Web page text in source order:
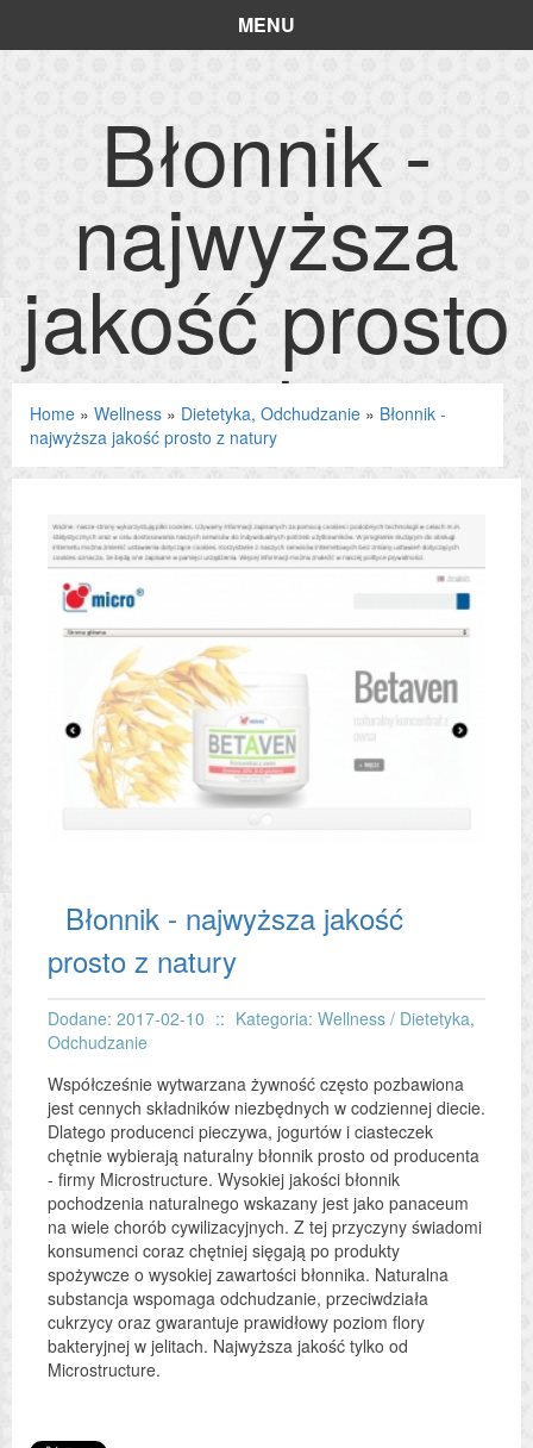
MENU
Błonnik -
najwyższa
jakość prosto
z natury
Home » Wellness » Dietetyka, Odchudzanie » Błonnik -
najwyższa jakość prosto z natury
Błonnik - najwyższa jakość
prosto z natury
Dodane: 2017-02-10 :: Kategoria: Wellness / Dietetyka,
Odchudzanie
Współcześnie wytwarzana żywność często pozbawiona
jest cennych składników niezbędnych w codziennej diecie.
Dlatego producenci pieczywa, jogurtów i ciasteczek
chętnie wybierają naturalny błonnik prosto od producenta
- firmy Microstructure. Wysokiej jakości błonnik
pochodzenia naturalnego wskazany jest jako panaceum
na wiele chorób cywilizacyjnych. Z tej przyczyny świadomi
konsumenci coraz chętniej sięgają po produkty
spożywcze o wysokiej zawartości błonnika. Naturalna
substancja wspomaga odchudzanie, przeciwdziała
cukrzycy oraz gwarantuje prawidłowy poziom flory
bakteryjnej w jelitach. Najwyższa jakość tylko od
Microstructure.